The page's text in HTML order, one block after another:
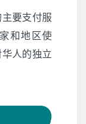
要支付服
和地区使
人的独立